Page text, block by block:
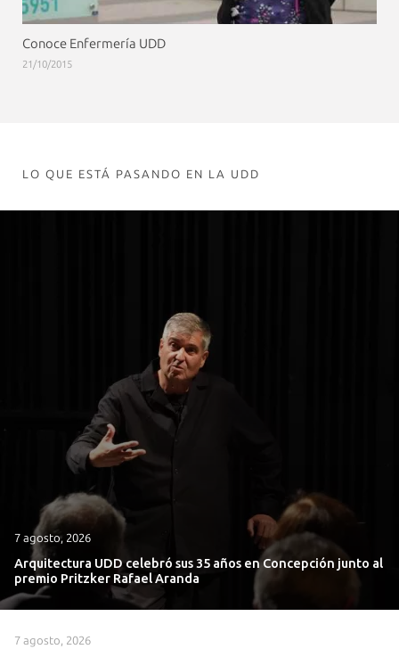
Conoce Enfermería UDD
21/10/2015
LO QUE ESTÁ PASANDO EN LA UDD
7 agosto, 2026
Arquitectura UDD celebró sus 35 años en Concepción junto al
premio Pritzker Rafael Aranda
7 agosto, 2026